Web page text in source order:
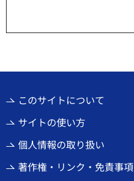
このサイトについて
サイトの使い方
個人情報の取り扱い
著作権・リンク・免責事項